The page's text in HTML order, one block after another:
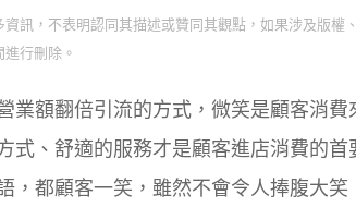
訊，不表明認同其描述或贊同其觀點，如果涉及版權
行刪除。
額翻倍引流的方式，微笑是顧客消費
、舒適的服務才是顧客進店消費的首
，都顧客一笑，雖然不會令人捧腹大